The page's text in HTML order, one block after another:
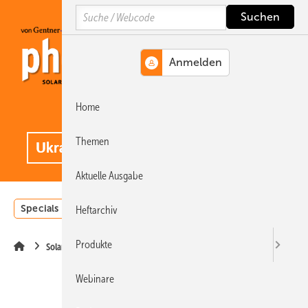
Hauptinhalt
Hauptmenü
SiteSearch
Specials Einstrahlungsatlas
Solarmodule
Search
Home
Themen
Aktuelle Ausgabe
Heftarchiv
Produkte
Webinare